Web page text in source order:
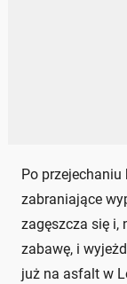
Po
zabraniające
zagęszcza się i,
zabawę, i
już na asfalt w